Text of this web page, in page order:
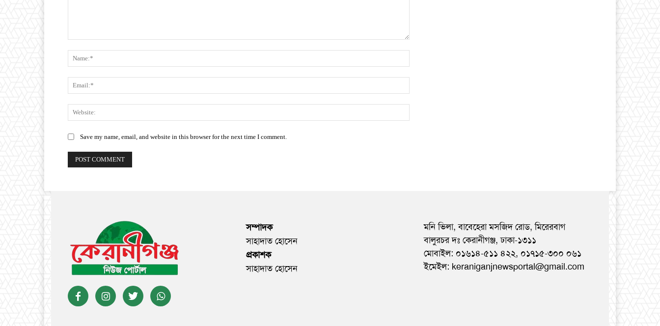
Save my name, email, and website in this browser for the next time I comment.
সম্পাদক
সাহাদাত হোসেন
প্রকাশক
সাহাদাত হোসেন
মনি ভিলা, বাবেহেরা মসজিদ রোড, মিরেরবাগ
বালুরচর দঃ কেরানীগঞ্জ, ঢাকা-১৩১১
মোবাইল: ০১৬১৪-৫১১ ৪২২, ০১৭১৫-৩০০ ০৬১
ইমেইল: keraniganjnewsportal@gmail.com